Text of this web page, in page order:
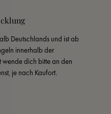
Deutschlands und ist ab
innerhalb der
wende dich bitte an den
je nach Kaufort.